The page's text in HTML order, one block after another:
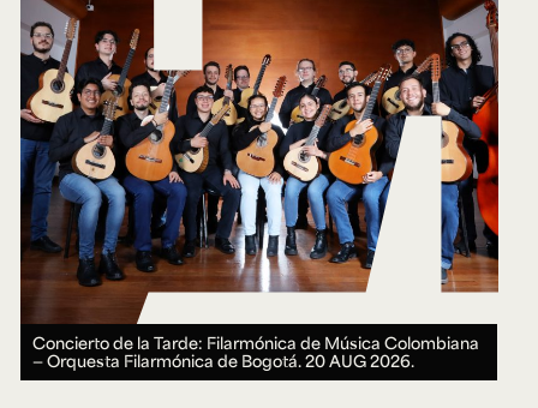
Concierto de la Tarde: Filarmónica de Música Colombiana
— Orquesta Filarmónica de Bogotá.20 AUG 2026.